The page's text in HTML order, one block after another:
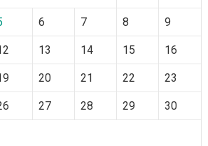
6 7 8 9
13 14 15 16
20 21 22 23
27 28 29 30